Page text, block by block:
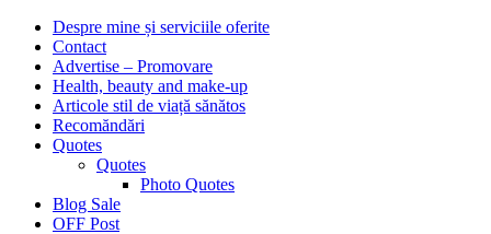
Despre mine și serviciile oferite
Contact
Advertise – Promovare
Health, beauty and make-up
Articole stil de viață sănătos
Recomăndări
Quotes
Quotes
Photo Quotes
Blog Sale
OFF Post